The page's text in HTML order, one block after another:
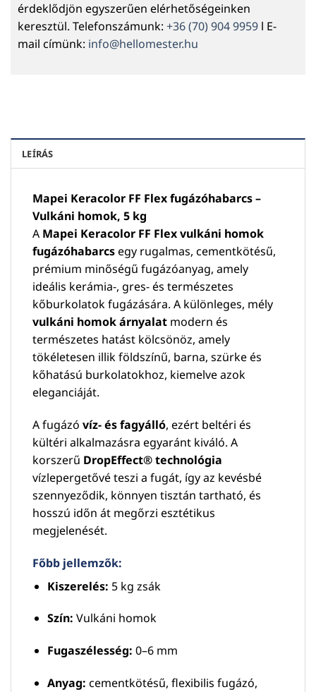
érdeklődjön egyszerűen elérhetőségeinken
keresztül. Telefonszámunk: +36 (70) 904 9959 l E-
mail címünk: info@hellomester.hu
LEÍRÁS
Mapei Keracolor FF Flex fugázóhabarcs –
Vulkáni homok, 5 kg
A Mapei Keracolor FF Flex vulkáni homok
fugázóhabarcsegy rugalmas, cementkötésű,
prémium minőségű fugázóanyag, amely
ideális kerámia-, gres- és természetes
kőburkolatok fugázására. A különleges, mély
vulkáni homok árnyalat modern és
természetes hatást kölcsönöz, amely
tökéletesen illik földszínű, barna, szürke és
kőhatású burkolatokhoz, kiemelve azok
eleganciáját.
A fugázó víz- és fagyálló, ezért beltéri és
kültéri alkalmazásra egyaránt kiváló. A
korszerű DropEffect® technológia
vízlepergetővé teszi a fugát, így az kevésbé
szennyeződik, könnyen tisztán tartható, és
hosszú időn át megőrzi esztétikus
megjelenését.
Főbb jellemzők:
Kiszerelés: 5 kg zsák
Szín: Vulkáni homok
Fugaszélesség: 0–6 mm
Anyag: cementkötésű, flexibilis fugázó,